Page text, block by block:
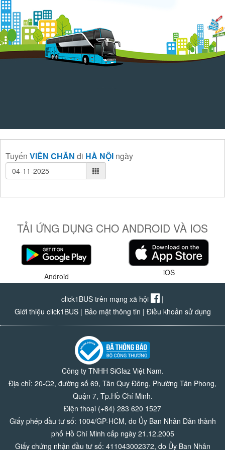
Tuyến VIÊN CHĂN đi HÀ NỘI ngày
TẢI ỨNG DỤNG CHO ANDROID VÀ IOS
Android iOS
click1BUS trên mạng xã hội
|
Giới thiệu click1BUS| Bảo mật thông tin | Điều khoản sử dụng
Công ty TNHH SiGlaz Việt Nam.
Địa chỉ: 20-C2, đường số 69, Tân Quy Đông, Phường Tân Phong,
Quận 7, Tp.Hồ Chí Minh.
Điện thoại (+84) 283 620 1527
Giấy phép đầu tư số: 1004/GP-HCM, do Ủy Ban Nhân Dân thành
phố Hồ Chí Minh cấp ngày 21.12.2005
Giấy chứng nhận đầu tư số: 411043002372, do Ủy Ban Nhân